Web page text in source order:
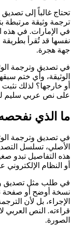
تحتاج غالباً إلى تصديق
ترجمة وثيقة مرتبطة
في الإمارات. في هذه
نفسها قد تُقرأ
جهة هجرة.
في تصديق وترجمة
الوثيقة، وأي ختم
أو خارجها؟ لذلك
على نص عربي سليم
ما الذي
في تصديق وترجمة
الأصلي، تسلسل
هذه التفاصيل تبدو
أو النظام الإلكتروني
في طلب مثل تصديق
نسخة أوضح أو صفحة
الإجراء، بل لأن
قراءته. النص العربي
الصورة.